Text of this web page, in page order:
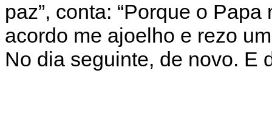
paz”, conta: “Porque o
acordo me ajoelho e rezo
No dia seguinte, de novo. E